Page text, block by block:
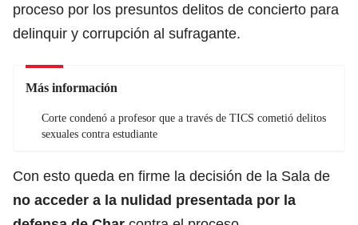
proceso por los presuntos delitos de concierto para
delinquir y corrupción al sufragante.
Más información
Corte condenó a profesor que a través de TICS cometió delitos
sexuales contra estudiante
Con esto queda en firme la decisión de la Sala de
no acceder a la nulidad presentada por la